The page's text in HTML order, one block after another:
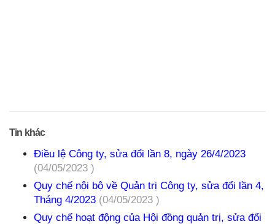
Tin khác
Điều lệ Công ty, sửa đổi lần 8, ngày 26/4/2023
(04/05/2023 )
Quy chế nội bộ về Quản trị Công ty, sửa đổi lần 4,
Tháng 4/2023 (04/05/2023 )
Quy chế hoạt động của Hội đồng quản trị, sửa đổi